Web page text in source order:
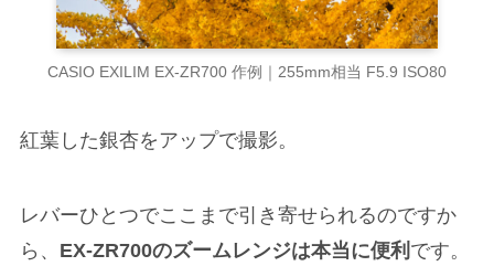
CASIO EXILIM EX-ZR700 作例｜255mm相当 F5.9 ISO80
紅葉した銀杏をアップで撮影。
レバーひとつでここまで引き寄せられるのですか
ら、 EX-ZR700のズームレンジは本当に便利 です。